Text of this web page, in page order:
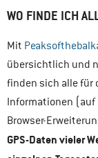
WO FINDE ICH
Mit
übersichtlich und
finden sich alle für
Informationen (auf
Browser-
GPS-Daten vieler